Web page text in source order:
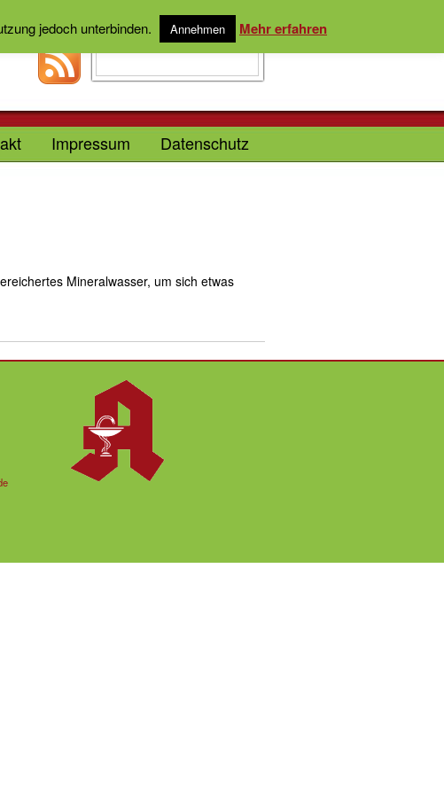
Impressum Datenschutz
Mineralwasser, um sich etwas
jedoch unterbinden. Annehmen Mehr erfahren